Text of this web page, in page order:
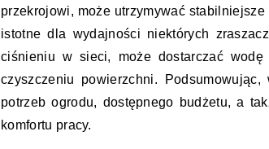
przekrojowi, może utrzymywać
istotne dla wydajności niektórych
ciśnieniu w sieci, może dostarczać
czyszczeniu powierzchni.
potrzeb ogrodu, dostępnego budżetu, a
komfortu pracy.